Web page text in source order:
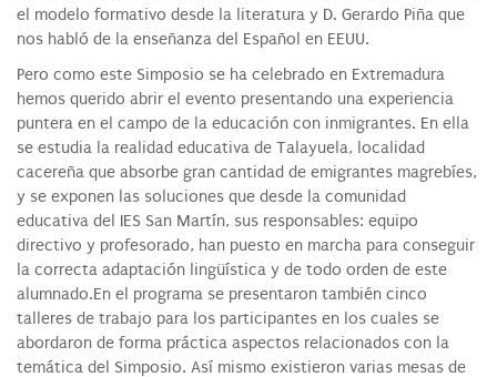
el modelo formativo desde la literatura y D. Gerardo Piña que
nos habló de la enseñanza del Español en EEUU.
Pero como este Simposio se ha celebrado en Extremadura
hemos querido abrir el evento presentando una experiencia
puntera en el campo de la educación con inmigrantes. En ella
se estudia la realidad educativa de Talayuela, localidad
cacereña que absorbe gran cantidad de emigrantes magrebíes,
y se exponen las soluciones que desde la comunidad
educativa del IES San Martín, sus responsables: equipo
directivo y profesorado, han puesto en marcha para conseguir
la correcta adaptación lingüística y de todo orden de este
alumnado.En el programa se presentaron también cinco
talleres de trabajo para los participantes en los cuales se
abordaron de forma práctica aspectos relacionados con la
temática del Simposio. Así mismo existieron varias mesas de